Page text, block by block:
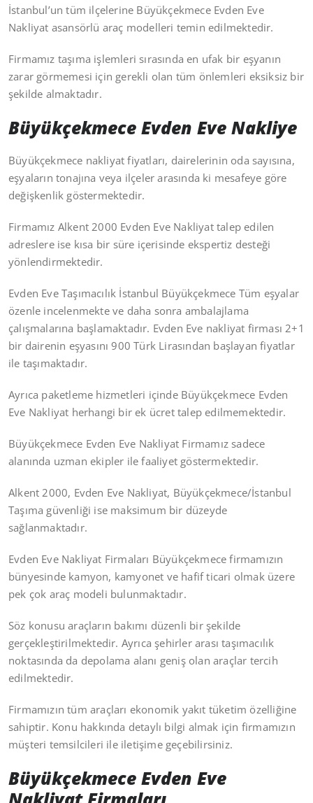
İstanbul’un tüm ilçelerine Büyükçekmece Evden Eve
Nakliyat asansörlü araç modelleri temin edilmektedir.
Firmamız taşıma işlemleri sırasında en ufak bir eşyanın
zarar görmemesi için gerekli olan tüm önlemleri eksiksiz bir
şekilde almaktadır.
Büyükçekmece Evden Eve Nakliye
Büyükçekmece nakliyat fiyatları, dairelerinin oda sayısına,
eşyaların tonajına veya ilçeler arasında ki mesafeye göre
değişkenlik göstermektedir.
Firmamız Alkent 2000 Evden Eve Nakliyat talep edilen
adreslere ise kısa bir süre içerisinde ekspertiz desteği
yönlendirmektedir.
Evden Eve Taşımacılık İstanbul Büyükçekmece Tüm eşyalar
özenle incelenmekte ve daha sonra ambalajlama
çalışmalarına başlamaktadır. Evden Eve nakliyat firması 2+1
bir dairenin eşyasını 900 Türk Lirasından başlayan fiyatlar
ile taşımaktadır.
Ayrıca paketleme hizmetleri içinde Büyükçekmece Evden
Eve Nakliyat herhangi bir ek ücret talep edilmemektedir.
Büyükçekmece Evden Eve Nakliyat Firmamız sadece
alanında uzman ekipler ile faaliyet göstermektedir.
Alkent 2000, Evden Eve Nakliyat, Büyükçekmece/İstanbul
Taşıma güvenliği ise maksimum bir düzeyde
sağlanmaktadır.
Evden Eve Nakliyat Firmaları Büyükçekmece firmamızın
bünyesinde kamyon, kamyonet ve hafif ticari olmak üzere
pek çok araç modeli bulunmaktadır.
Söz konusu araçların bakımı düzenli bir şekilde
gerçekleştirilmektedir. Ayrıca şehirler arası taşımacılık
noktasında da depolama alanı geniş olan araçlar tercih
edilmektedir.
Firmamızın tüm araçları ekonomik yakıt tüketim özelliğine
sahiptir. Konu hakkında detaylı bilgi almak için firmamızın
müşteri temsilcileri ile iletişime geçebilirsiniz.
Büyükçekmece Evden Eve